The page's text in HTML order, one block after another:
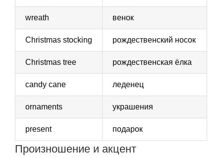
wreath венок
Christmas stocking рождественский носок
Christmas tree рождественская ёлка
candy cane леденец
ornaments украшения
present подарок
Произношение и акцент